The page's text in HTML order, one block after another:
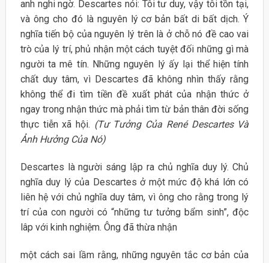
anh nghi ngờ. Descartes nói: Tôi tư duy, vậy tôi tồn tại,
và ông cho đó là nguyên lý cơ bản bất di bất dịch. Ý
nghĩa tiến bộ của nguyên lý trên là ở chỗ nó đề cao vai
trò của lý trí, phủ nhận một cách tuyệt đối những gì mà
người ta mê tín. Những nguyên lý ấy lại thể hiện tính
chất duy tâm, vì Descartes đã không nhìn thấy rằng
không thể đi tìm tiền đề xuất phát của nhận thức ở
ngay trong nhận thức mà phải tìm từ bản thân đời sống
thực tiễn xã hội. (Tư Tưởng Của René Descartes Và
Ảnh Hưởng Của Nó)
Descartes là người sáng lập ra chủ nghĩa duy lý. Chủ
nghĩa duy lý của Descartes ở một mức độ khá lớn có
liên hệ với chủ nghĩa duy tâm, vì ông cho rằng trong lý
trí của con người có “những tư tưởng bẩm sinh”, độc
lâp với kinh nghiệm. Ông đã thừa nhận
một cách sai lầm rằng, những nguyên tắc cơ bản của